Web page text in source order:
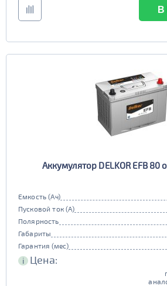
Аккумулятор DELKOR EFB 80
Емкость (Ач)
Пусковой ток (А)
Полярность
Габариты
Гарантия (мес)
i Цена: